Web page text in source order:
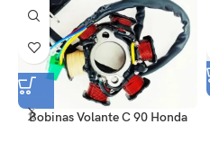
Bobinas Volante C 90 Honda